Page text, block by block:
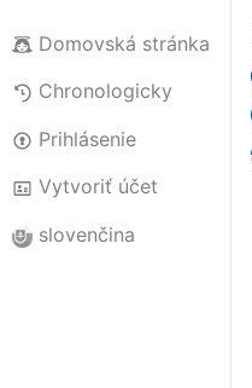
Domovská stránka
Chronologicky
Prihlásenie
Vytvoriť účet
slovenčina